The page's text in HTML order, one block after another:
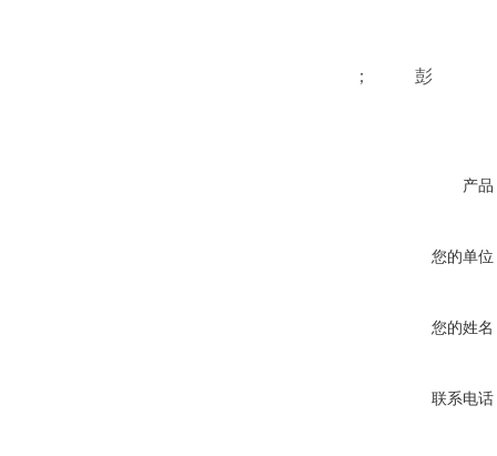
； 彭
产品
您的单位
您的姓名
联系电话